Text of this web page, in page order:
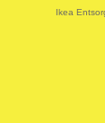
Ikea